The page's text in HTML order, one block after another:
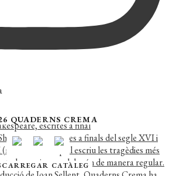
escrites a final
QUADERNS CREMA
CATÀLEG